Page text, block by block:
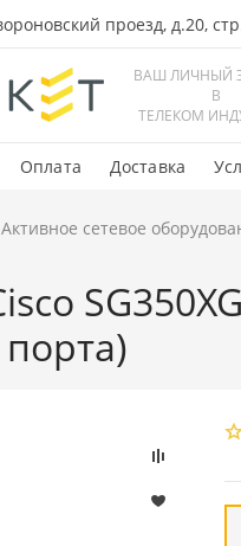
проезд, д.20,
ВАШ ЛИЧНЫЙ
В
ТЕЛЕКОМ
Оплата Доставка
Активное сетевое